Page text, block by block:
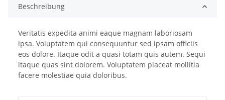
Beschreibung
Veritatis expedita animi eaque magnam laboriosam
ipsa. Voluptatem qui consequuntur sed ipsam officiis
eos dolore. Itaque odit a quasi totam quis autem. Sequi
itaque quas sint dolorem. Voluptatem placeat mollitia
facere molestiae quia doloribus.